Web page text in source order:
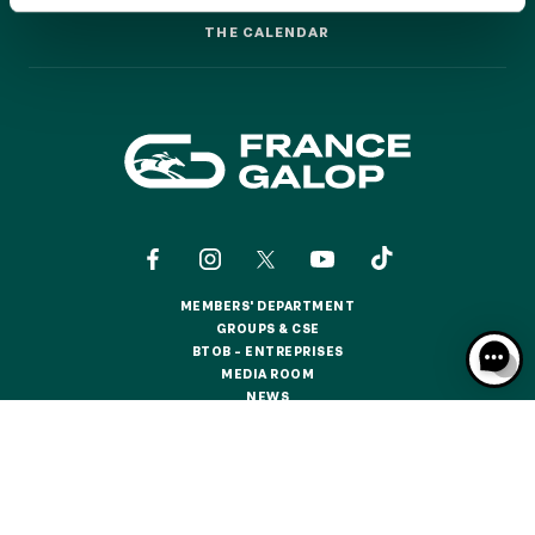
JEUXDI BY PARISLONGCHAMP
LA GARDEN PARTY - CYGAMES GRAND PRIX DE PARIS -
OFFERS, PASSES AND MEMBERSHIPS
SEASON TICKET OFFERS
SEASON TICKET OFFERS
THE CALENDAR
MEMBERS' DEPARTMENT
MEMBERS' DEPARTMENT
GROUPS & CSE
GROUPS & CSE
BTOB – ENTREPRISES
BTOB – ENTREPRISES
MEDIA ROOM
MEDIA ROOM
NEWS